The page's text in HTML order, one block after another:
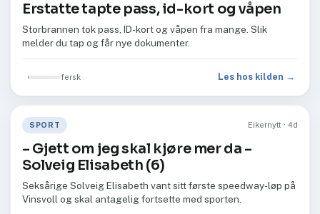
Erstatte tapte pass, id-kort og våpen
Storbrannen tok pass, ID-kort og våpen fra mange. Slik
melder du tap og får nye dokumenter.
fersk Les hos kilden →
SPORT Eikernytt · 4d
– Gjett om jeg skal kjøre mer da –
Solveig Elisabeth (6)
Seksårige Solveig Elisabeth vant sitt første speedway-løp på
Vinsvoll og skal antagelig fortsette med sporten.